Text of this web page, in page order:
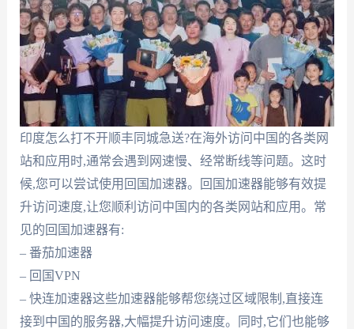
印度怎么打不开顺丰同城急送?在海外访问中国的各类网
站和应用时,通常会遇到网速慢、经常断线等问题。这时
候,您可以尝试使用回国加速器。回国加速器能够有效提
升访问速度,让您顺利访问中国内的各类网站和应用。常
见的回国加速器有:
– 番茄加速器
– 回国VPN
– 快连加速器这些加速器能够帮您绕过区域限制,直接连
接到中国的服务器,大幅提升访问速度。同时,它们也能够